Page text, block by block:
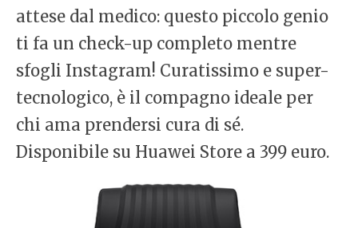
attese dal medico: questo piccolo genio
ti fa un check-up completo mentre
sfogli Instagram! Curatissimo e super-
tecnologico, è il compagno ideale per
chi ama prendersi cura di sé.
Disponibile su Huawei Store a 399 euro.